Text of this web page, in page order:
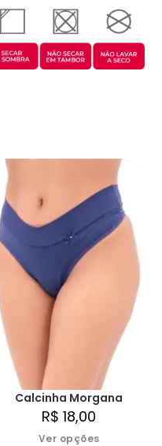
Calcinha Morgana
R$ 18,00
Ver opções